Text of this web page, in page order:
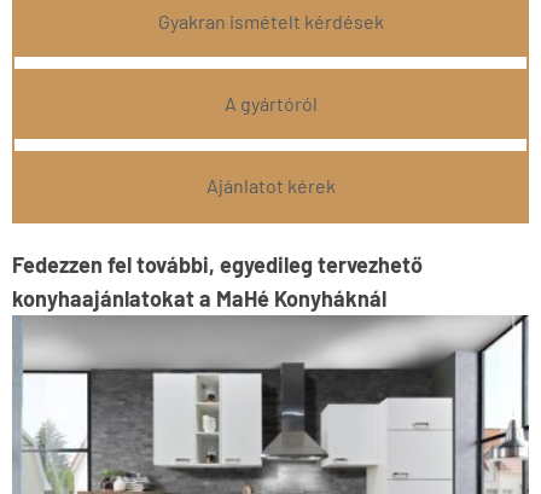
Gyakran ismételt kérdések
A gyártóról
Ajánlatot kérek
Fedezzen fel további, egyedileg tervezhető
konyhaajánlatokat a MaHé Konyháknál